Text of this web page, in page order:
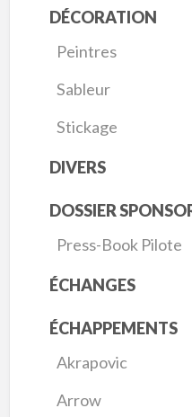
DÉCORATION
Peintres
Sableur
Stickage
DIVERS
DOSSIER
Press-Book Pilote
ÉCHANGES
ÉCHAPPEMENTS
Akrapovic
Arrow